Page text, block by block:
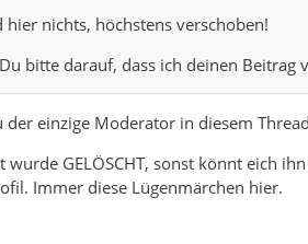
hier nichts, höchstens verschoben!
bitte darauf, dass ich deinen Beitrag
der einzige Moderator in diesem
wurde GELÖSCHT, sonst könnt eich
Immer diese Lügenmärchen hier.